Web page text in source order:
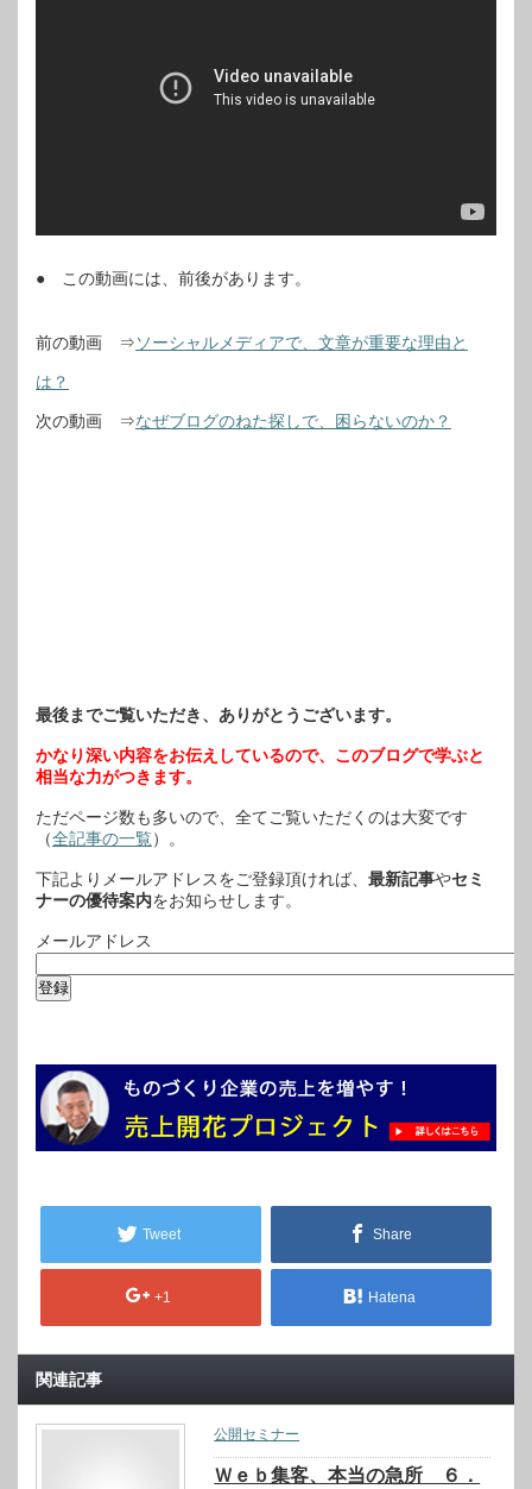
● この動画には、前後があります。
前の動画 ⇒ソーシャルメディアで、文章が重要な理由と
は？
次の動画 ⇒なぜブログのねた探しで、困らないのか？
最後までご覧いただき、ありがとうございます。
かなり深い内容をお伝えしているので、このブログで学ぶと
相当な力がつきます。
ただページ数も多いので、全てご覧いただくのは大変です
（全記事の一覧）。
下記よりメールアドレスをご登録頂ければ、 最新記事やセミ
ナーの優待案内をお知らせします。
メールアドレス
Tweet Share
+1 Hatena
関連記事
公開セミナー
Ｗｅｂ集客、本当の急所 ６．